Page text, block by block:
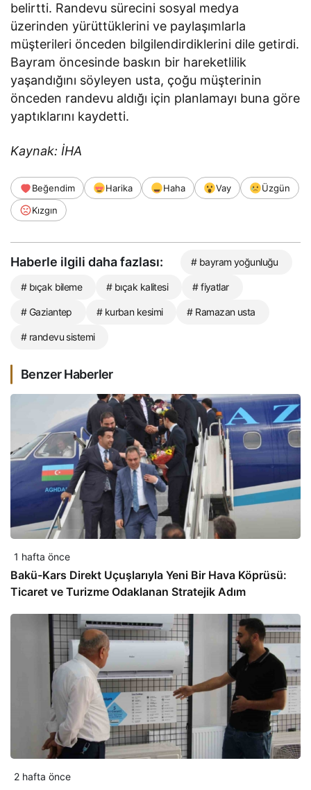
belirtti. Randevu sürecini sosyal medya
üzerinden yürüttüklerini ve paylaşımlarla
müşterileri önceden bilgilendirdiklerini dile getirdi.
Bayram öncesinde baskın bir hareketlilik
yaşandığını söyleyen usta, çoğu müşterinin
önceden randevu aldığı için planlamayı buna göre
yaptıklarını kaydetti.
Kaynak: İHA
Beğendim Harika Haha Vay
Üzgün
Kızgın
Haberle ilgili daha fazlası: # bayram yoğunluğu
# bıçak bileme # bıçak kalitesi # fiyatlar
# Gaziantep # kurban kesimi # Ramazan usta
# randevu sistemi
Benzer Haberler
1 hafta önce
Bakü-Kars Direkt Uçuşlarıyla Yeni Bir Hava Köprüsü:
Ticaret ve Turizme Odaklanan Stratejik Adım
2 hafta önce